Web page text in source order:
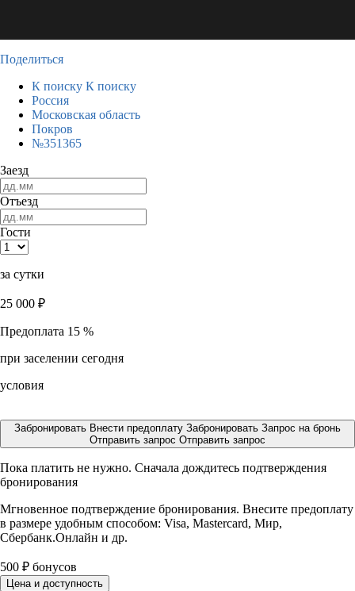
Поделиться
К поиску К поиску
Россия
Московская область
Покров
№351365
Заезд
Отъезд
Гости
за сутки
25 000 ₽
Предоплата 15 %
при заселении сегодня
условия
Забронировать Внести предоплату Забронировать Запрос на бронь
Отправить запрос Отправить запрос
Пока платить не нужно. Сначала дождитесь подтверждения
бронирования
Мгновенное подтверждение бронирования. Внесите предоплату
в размере удобным способом: Visa, Mastercard, Мир,
Сбербанк.Онлайн и др.
500 ₽ бонусов
Цена и доступность